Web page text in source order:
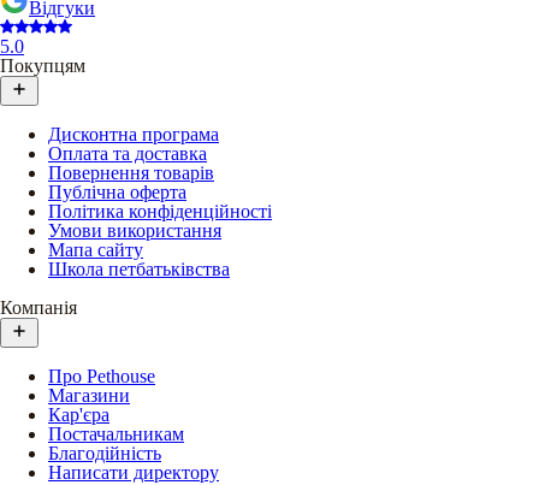
Відгуки
5.0
Покупцям
Дисконтна програма
Оплата та доставка
Повернення товарів
Публічна оферта
Політика конфіденційності
Умови використання
Мапа сайту
Школа петбатьківства
Компанія
Про Pethouse
Магазини
Кар'єра
Постачальникам
Благодійність
Написати директору